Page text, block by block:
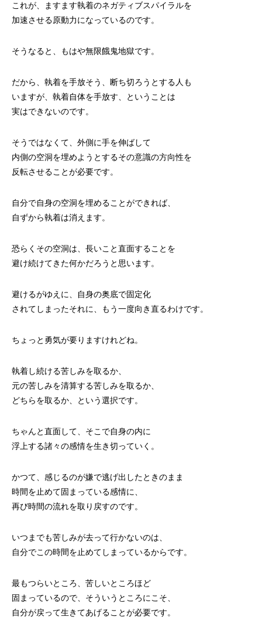
これが、ますます執着のネガティブスパイラルを
加速させる原動力になっているのです。
そうなると、もはや無限餓鬼地獄です。
だから、執着を手放そう、断ち切ろうとする人も
いますが、執着自体を手放す、ということは
実はできないのです。
そうではなくて、外側に手を伸ばして
内側の空洞を埋めようとするその意識の方向性を
反転させることが必要です。
自分で自身の空洞を埋めることができれば、
自ずから執着は消えます。
恐らくその空洞は、長いこと直面することを
避け続けてきた何かだろうと思います。
避けるがゆえに、自身の奥底で固定化
されてしまったそれに、もう一度向き直るわけです。
ちょっと勇気が要りますけれどね。
執着し続ける苦しみを取るか、
元の苦しみを清算する苦しみを取るか、
どちらを取るか、という選択です。
ちゃんと直面して、そこで自身の内に
浮上する諸々の感情を生き切っていく。
かつて、感じるのが嫌で逃げ出したときのまま
時間を止めて固まっている感情に、
再び時間の流れを取り戻すのです。
いつまでも苦しみが去って行かないのは、
自分でこの時間を止めてしまっているからです。
最もつらいところ、苦しいところほど
固まっているので、そういうところにこそ、
自分が戻って生きてあげることが必要です。